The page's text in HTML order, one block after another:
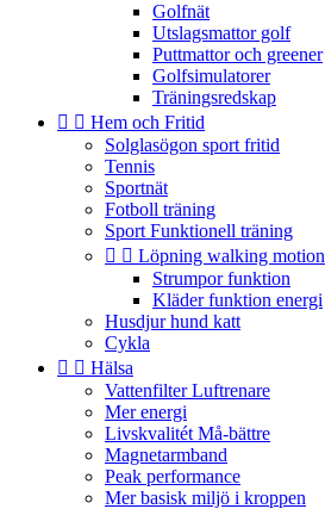
Golfnät
Utslagsmattor golf
Puttmattor och greener
Golfsimulatorer
Träningsredskap
  Hem och Fritid
Solglasögon sport fritid
Tennis
Sportnät
Fotboll träning
Sport Funktionell träning
  Löpning walking motion
Strumpor funktion
Kläder funktion energi
Husdjur hund katt
Cykla
  Hälsa
Vattenfilter Luftrenare
Mer energi
Livskvalitét Må-bättre
Magnetarmband
Peak performance
Mer basisk miljö i kroppen